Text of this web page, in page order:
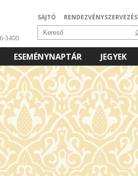
SAJTÓ RENDEZVÉNYSZERVEZÉS
3400
ESEMÉNYNAPTÁR
JEGYEK